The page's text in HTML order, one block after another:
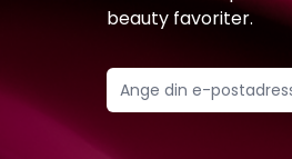
beauty favoriter.